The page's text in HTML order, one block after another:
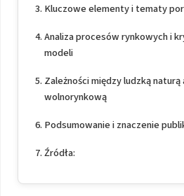
Kluczowe elementy i tematy
Analiza procesów rynkowych i
modeli
Zależności między ludzką naturą
wolnorynkową
Podsumowanie i znaczenie
Źródła: